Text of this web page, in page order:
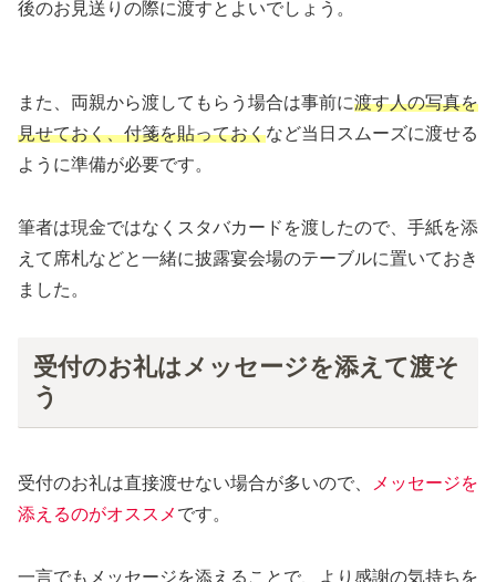
後のお見送りの際に渡すとよいでしょう。
また、両親から渡してもらう場合は事前に渡す人の写真を
見せておく、付箋を貼っておくなど当日スムーズに渡せる
ように準備が必要です。
筆者は現金ではなくスタバカードを渡したので、手紙を添
えて席札などと一緒に披露宴会場のテーブルに置いておき
ました。
受付のお礼はメッセージを添えて渡そ
う
受付のお礼は直接渡せない場合が多いので、
メッセージを
添えるのがオススメ です。
一言でもメッセージを添えることで、より感謝の気持ちを